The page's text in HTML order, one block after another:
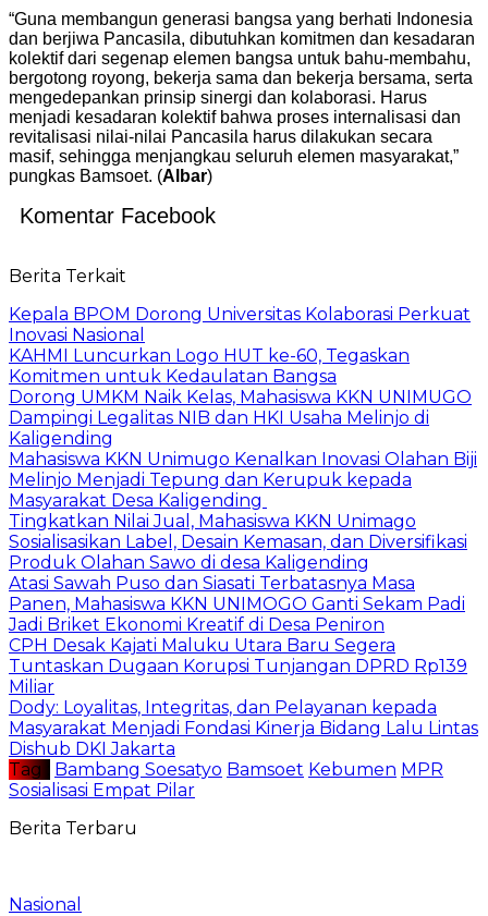
“Guna membangun generasi bangsa yang berhati Indonesia
dan berjiwa Pancasila, dibutuhkan komitmen dan kesadaran
kolektif dari segenap elemen bangsa untuk bahu-membahu,
bergotong royong, bekerja sama dan bekerja bersama, serta
mengedepankan prinsip sinergi dan kolaborasi. Harus
menjadi kesadaran kolektif bahwa proses internalisasi dan
revitalisasi nilai-nilai Pancasila harus dilakukan secara
masif, sehingga menjangkau seluruh elemen masyarakat,”
pungkas Bamsoet. (Albar)
Komentar Facebook
Berita Terkait
Kepala BPOM Dorong Universitas Kolaborasi Perkuat
Inovasi Nasional
KAHMI Luncurkan Logo HUT ke-60, Tegaskan
Komitmen untuk Kedaulatan Bangsa
Dorong UMKM Naik Kelas, Mahasiswa KKN UNIMUGO
Dampingi Legalitas NIB dan HKI Usaha Melinjo di
Kaligending
Mahasiswa KKN Unimugo Kenalkan Inovasi Olahan Biji
Melinjo Menjadi Tepung dan Kerupuk kepada
Masyarakat Desa Kaligending
Tingkatkan Nilai Jual, Mahasiswa KKN Unimago
Sosialisasikan Label, Desain Kemasan, dan Diversifikasi
Produk Olahan Sawo di desa Kaligending
Atasi Sawah Puso dan Siasati Terbatasnya Masa
Panen, Mahasiswa KKN UNIMOGO Ganti Sekam Padi
Jadi Briket Ekonomi Kreatif di Desa Peniron
CPH Desak Kajati Maluku Utara Baru Segera
Tuntaskan Dugaan Korupsi Tunjangan DPRD Rp139
Miliar
Dody: Loyalitas, Integritas, dan Pelayanan kepada
Masyarakat Menjadi Fondasi Kinerja Bidang Lalu Lintas
Dishub DKI Jakarta
Tag :
Bambang Soesatyo Bamsoet Kebumen MPR
Sosialisasi Empat Pilar
Berita Terbaru
Nasional